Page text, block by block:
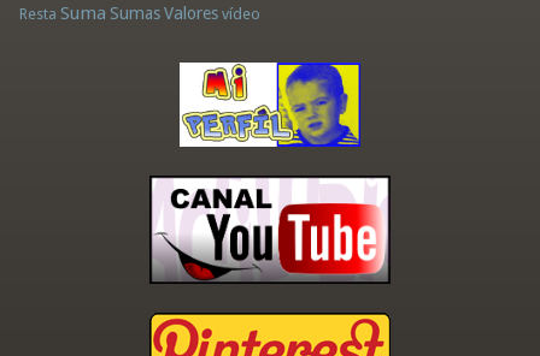
Resta Suma Sumas Valores vídeo